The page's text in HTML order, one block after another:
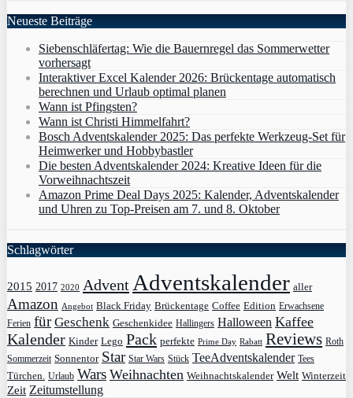
Neueste Beiträge
Siebenschläfertag: Wie die Bauernregel das Sommerwetter
vorhersagt
Interaktiver Excel Kalender 2026: Brückentage automatisch
berechnen und Urlaub optimal planen
Wann ist Pfingsten?
Wann ist Christi Himmelfahrt?
Bosch Adventskalender 2025: Das perfekte Werkzeug-Set für
Heimwerker und Hobbybastler
Die besten Adventskalender 2024: Kreative Ideen für die
Vorweihnachtszeit
Amazon Prime Deal Days 2025: Kalender, Adventskalender
und Uhren zu Top-Preisen am 7. und 8. Oktober
Schlagwörter
2015 2017 2020 AdventAdventskalender aller
Amazon Angebot Black Friday Brückentage Coffee Edition Erwachsene
Ferien für Geschenk Geschenkidee Hallingers Halloween Kaffee
Kalender Kinder Lego Pack perfekte Prime Day Rabatt Reviews Roth
Sommerzeit Sonnentor Star Star Wars Stück TeeAdventskalender Tees
Türchen. Urlaub Wars Weihnachten Weihnachtskalender Welt Winterzeit
Zeit Zeitumstellung